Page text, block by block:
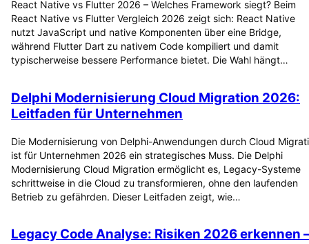
React Native vs Flutter 2026 – Welches Framework siegt? Beim
React Native vs Flutter Vergleich 2026 zeigt sich: React Native
nutzt JavaScript und native Komponenten über eine Bridge,
während Flutter Dart zu nativem Code kompiliert und damit
typischerweise bessere Performance bietet. Die Wahl hängt…
Delphi Modernisierung Cloud Migration 2026:
Leitfaden für Unternehmen
Die Modernisierung von Delphi-Anwendungen durch Cloud
ist für Unternehmen 2026 ein strategisches Muss. Die Delphi
Modernisierung Cloud Migration ermöglicht es, Legacy-Systeme
schrittweise in die Cloud zu transformieren, ohne den laufenden
Betrieb zu gefährden. Dieser Leitfaden zeigt, wie…
Legacy Code Analyse: Risiken 2026 erkennen –